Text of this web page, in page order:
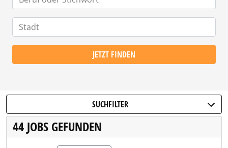
JETZT FINDEN
SUCHFILTER
44 JOBS GEFUNDEN